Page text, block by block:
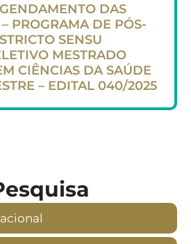
DAS
PROGRAMA DE PÓS-
SENSU
MESTRADO
CIÊNCIAS DA SAÚDE
– EDITAL 040/2025